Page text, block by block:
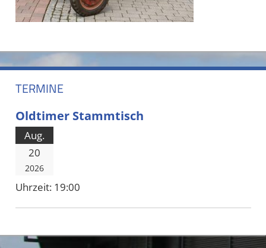
TERMINE
Oldtimer Stammtisch
Aug.
20
2026
Uhrzeit: 19:00